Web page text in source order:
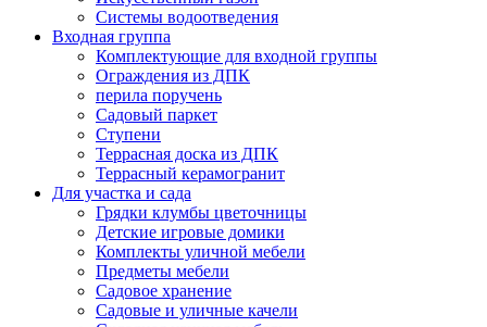
Системы водоотведения
Входная группа
Комплектующие для входной группы
Ограждения из ДПК
перила поручень
Садовый паркет
Ступени
Террасная доска из ДПК
Террасный керамогранит
Для участка и сада
Грядки клумбы цветочницы
Детские игровые домики
Комплекты уличной мебели
Предметы мебели
Садовое хранение
Садовые и уличные качели